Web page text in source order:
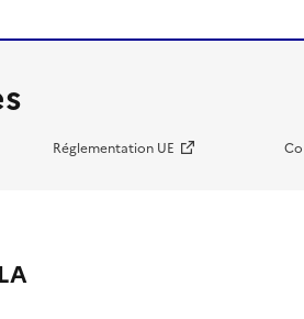
Réglementation UE